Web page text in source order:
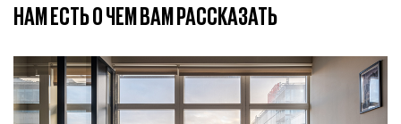
НАМ ЕСТЬ О ЧЕМ ВАМ РАССКАЗАТЬ